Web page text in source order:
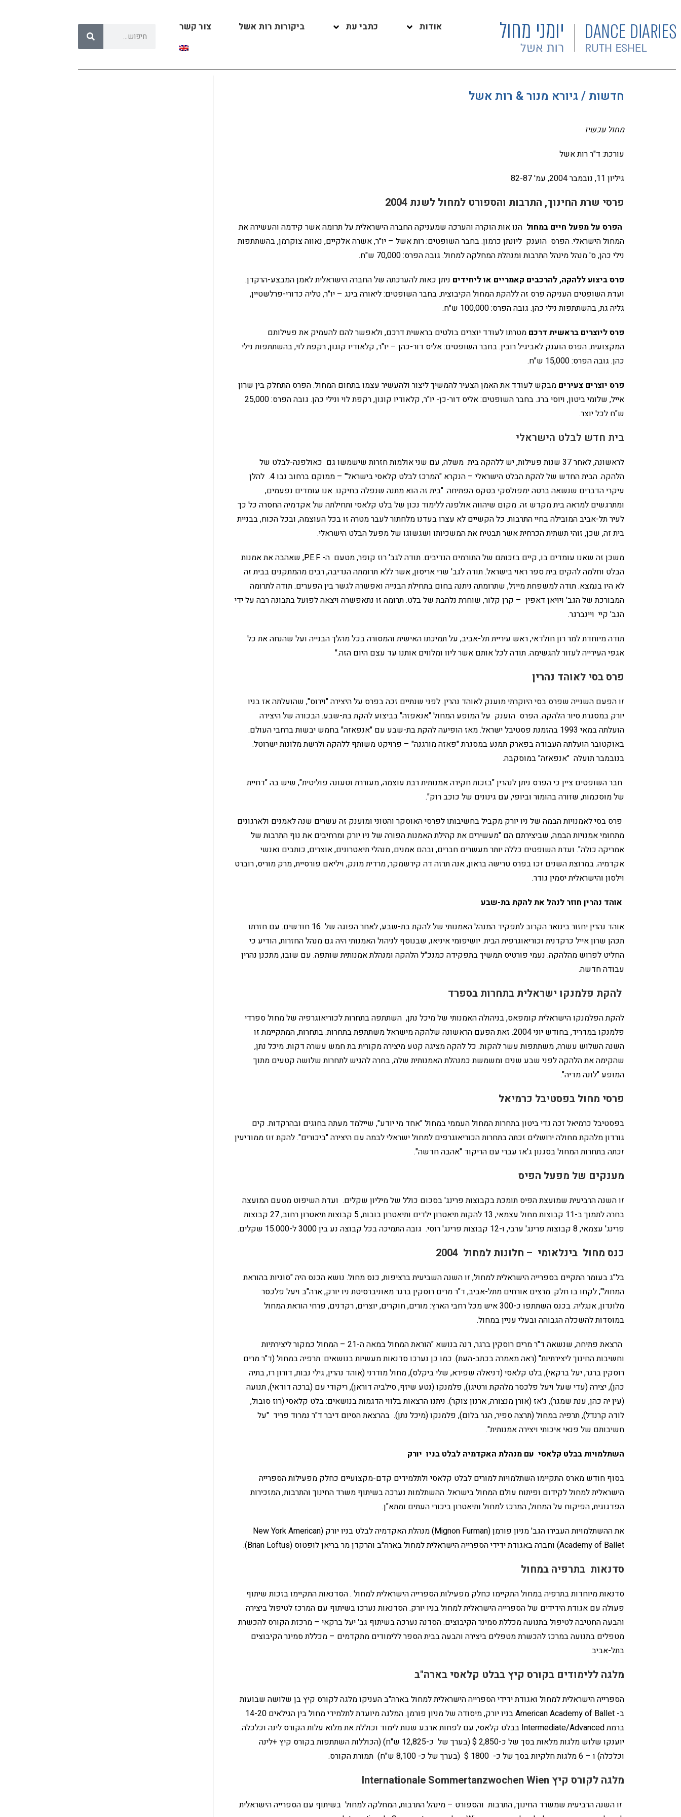
אודות כתבי עת ביקורות רות אשל צור קשר
חדשות / גיורא מנור & רות אשל
מחול עכשיו
עורכת: ד"ר רות אשל
גיליון 11, נובמבר 2004, עמ' 82-87
פרסי שרת החינוך, התרבות והספורט למחול לשנת 2004
הפרס על מפעל חיים במחול הנו אות הוקרה והערכה שמעניקה החברה הישראלית על תרומה אשר קידמה והעשירה את
המחול הישראלי. הפרס הוענק ליונתן כרמון. בחבר השופטים: רות אשל – יו"ר, אשרה אלקיים, נאווה צוקרמן, בהשתתפות
נילי כהן, ס' מנהל מינהל התרבות ומנהלת המחלקה למחול. גובה הפרס: 70,000 ש"ח.
פרס ביצוע ללהקה, להרכבים קאמריים או ליחידים ניתן כאות להערכתה של החברה הישראלית לאמן המבצע-הרקדן.
ועדת השופטים העניקה פרס זה ללהקת המחול הקיבוצית. בחבר השופטים: ליאורה בינג – יו"ר, טליה כדורי-פרלשטיין,
גליה גת, בהשתתפות נילי כהן. גובה הפרס: 100,000 ש"ח.
פרס ליוצרים בראשית דרכם מטרתו לעודד יוצרים בולטים בראשית דרכם, ולאפשר להם להעמיק את פעילותם
המקצועית. הפרס הוענק לאביגיל רובין. בחבר השופטים: אליס דור-כהן – יו"ר, קלאודיו קוגון, רקפת לוי, בהשתתפות נילי
כהן. גובה הפרס: 15,000 ש"ח.
פרס יוצרים צעירים מבקש לעודד את האמן הצעיר להמשיך ליצור ולהעשיר עצמו בתחום המחול. הפרס התחלק בין שרון
אייל, שלומי ביטון, ויוסי ברג. בחבר השופטים: אליס דור-כן- יו"ר, קלאודיו קוגון, רקפת לוי ונילי כהן. גובה הפרס: 25,000
ש"ח לכל יוצר.
בית חדש לבלט הישראלי
לראשונה, לאחר 37 שנות פעילות, יש ללהקה בית משלה, עם שני אולמות חזרות שישמשו גם כאולפנה-לבלט של
הלהקה. הבית החדש של להקת הבלט הישראלי – הנקרא "המרכז לבלט קלאסי בישראל" – ממוקם ברחוב נבו 4. להלן
עיקרי הדברים שנשאה ברטה ימפולסקי בטקס הפתיחה: "בית זה הוא מתנה שנפלה בחיקנו. אנו עומדים נפעמים,
ומתרגשים למראה בית מקדש זה. מקום שיהווה אולפנה ללימוד נכון של בלט קלאסי ותחילתה של אקדמיה החסרה כל כך
לעיר תל-אביב המובילה בחיי התרבות. כל הקשיים לא עצרו בעדנו מלחתור לעבר מטרה זו בכל העוצמה, ובכל הכוח, בבניית
בית זה, שכן, זוהי תשתית הכרחית אשר תבטיח את המשכיותו ושגשוגו של מפעל הבלט הישראלי.
משכן זה שאנו עומדים בו, קיים בזכותם של התורמים הנדיבים. תודה לגב' רוז קופר, מטעם ה- P.E.F, שאהבה את אמנות
הבלט וחלמה להקים בית ספר ראוי בישראל. תודה לגב' שרי אריסון, אשר ללא תרומתה הנדיבה, רבים מהמתקנים בבית זה
לא היו בנמצא. תודה למשפחת מייזל, שתרומתה ניתנה בחום בתחילת הבנייה ואפשרה לגשר בין הפערים. תודה לתרומה
המבורכת של הגב' ויויאן דאפין – קרן קלור, שוחרת נלהבת של בלט. תרומה זו נתאפשרה ויצאה לפועל בתבונה רבה על ידי
הגב' קיי ויינברגר.
תודה מיוחדת למר רון חולדאי, ראש עיריית תל-אביב, על תמיכתו האישית והמסורה בכל מהלך הבנייה ועל שהנחה את כל
אגפי העירייה לעזור להגשימה. תודה לכל אותם אשר ליוו ומלווים אותנו עד עצם היום הזה."
פרס בסי לאוהד נהרין
זו הפעם השנייה שפרס בסי היוקרתי מוענק לאוהד נהרין. לפני שנתיים זכה בפרס על היצירה "וירוס", שהועלתה אז בניו
יורק במסגרת סיור הלהקה. הפרס הוענק על המופע המחול "אנאפזה" בביצוע להקת בת-שבע. הבכורה של היצירה
הועלתה במאי 1993 בהזמנת פסטיבל ישראל. מאז הופיעה להקת בת-שבע עם "אנפאזה" בחמש יבשות ברחבי העולם.
באוקטובר הועלתה העבודה בפארק תמנע במסגרת "פאזה מורגנה" – פרויקט משותף ללהקה ולרשת מלונות ישרוטל.
בנובמבר תועלה "אנפאזה" במוסקבה.
חבר השופטים ציין כי הפרס ניתן לנהרין "בזכות חקירה אמנותית רבת עוצמה, מעוררת וטעונה פוליטית", שיש בה "דחיית
של מוסכמות, שזורה בהומור וביופי, עם גינונים של כוכב רוק".
פרס בסי לאמנויות הבמה של ניו יורק מקביל בחשיבותו לפרסי האוסקר והטוני ומוענק זה עשרים שנה לאמנים ולארגונים
מתחומי אמנויות הבמה, שביצירתם הם "מעשירים את קהילת האמנות הפורה של ניו יורק ומרחיבים את נוף התרבות של
אמריקה כולה". ועדת השופטים כללה יותר מעשרים חברים, ובהם אמנים, מנהלי תיאטרונים, אוצרים, כותבים ואנשי
אקדמיה. במרוצת השנים זכו בפרס טרישה בראון, אנה תרזה דה קירשמקר, מרדית מונק, ויליאם פורסיית, מרק מוריס, רוברט
וילסון והישראלית יסמין גודר.
אוהד נהרין חוזר לנהל את להקת בת-שבע
אוהד נהרין יחזור בינואר הקרוב לתפקיד המנהל האמנותי של להקת בת-שבע, לאחר הפוגה של 16 חודשים. עם חזרתו
תכהן שרון אייל כרקדנית וכוריאוגרפית הבית. יושיפומי איניאו, שבנוסף לניהול האמנותי היה גם מנהל החזרות, הודיע כי
החליט לפרוש מהלהקה. נעמי פורטיס תמשיך בתפקידה כמנכ"ל הלהקה ומנהלת אמנותית שותפה. עם שובו, מתכנן נהרין
עבודה חדשה.
להקת פלמנקו ישראלית בתחרות בספרד
להקת הפלמנקו הישראלית קומפאס, בניהולה האמנותי של מיכל נתן, השתתפה בתחרות לכוריאוגרפיה של מחול ספרדי
פלמנקו במדריד, בחודש יוני 2004. זאת הפעם הראשונה שלהקה מישראל משתתפת בתחרות. בתחרות, המתקיימת זו
השנה השלוש עשרה, משתתפות עשר להקות. כל להקה מציגה קטע מיצירה מקורית בת חמש עשרה דקות. מיכל נתן,
שהקימה את הלהקה לפני שבע שנים ומשמשת כמנהלת האמנותית שלה, בחרה להגיש לתחרות שלושה קטעים מתוך
המופע "לונה מדיה".
פרסי מחול בפסטיבל כרמיאל
בפסטיבל כרמיאל זכה גדי ביטון בתחרות המחול העממי במחול "אחד מי יודע", שיילמד מעתה בחוגים ובהרקדות. קים
גורדון מלהקת מחולה ירושלים זכתה בתחרות הכוריאוגרפים למחול ישראלי לבמה עם היצירה "ביכורים". להקת זוז ממודיעין
זכתה בתחרות המחול בסגנון ג'אז עברי עם הריקוד "אהבה חדשה".
מענקים של מפעל הפיס
זו השנה הרביעית שמועצת הפיס תומכת בקבוצות פרינג' בסכום כולל של מיליון שקלים. ועדת השיפוט מטעם המועצה
בחרה לתמוך ב-11 קבוצות מחול עצמאי, 13 להקות תיאטרון ילדים ותיאטרון בובות, 5 קבוצות תיאטרון רחוב, 27 קבוצות
פרינג' עצמאי, 8 קבוצות פרינג' ערבי, ו-12 קבוצות פרינג' רוסי. גובה התמיכה בכל קבוצה נע בין 3000 ל-15.000 שקלים.
כנס מחול בינלאומי – חלונות למחול 2004
בל"ג בעומר התקיים בספרייה הישראלית למחול, זו השנה השביעית ברציפות, כנס מחול. נושא הכנס היה "סוגיות בהוראת
המחול"; לקחו בו חלק: מרצים אורחים מתל-אביב, ד"ר מרים רוסקין ברגר מאוניברסיטת ניו יורק, ארה"ב ויעל פלכסר
מלונדון, אנגליה. בכנס השתתפו כ-300 איש מכל רחבי הארץ: מורים, חוקרים, יוצרים, רקדנים, פרחי הוראת המחול
במוסדות להשכלה הגבוהה ובעלי עניין במחול.
הרצאת פתיחה, שנשאה ד"ר מרים רוסקין ברגר, דנה בנושא "הוראת המחול במאה ה-21 – המחול כמקור ליצירתיות
וחשיבות החינוך ליצירתיות" (ראה מאמרה בכתב-העת). כמו כן נערכו סדנאות מעשיות בנושאים: תרפיה במחול (ד"ר מרים
רוסקין ברגר, יעל ברקאי), בלט קלאסי (דניאלה שפירא, שלי ביקלס), מחול מודרני (אוהד נהרין, גילי נבות, דורון רז, בתיה
כהן), יצירה (עדי שעל ויעל פלכסר מלהקת ורטיגו), פלמנקו (נטע שיזף, סילביה דוראן), ריקודי עם (ברכה דודאי), תנועה
(עין יה כהן, ענת שמגר), ג'אז (אורן מנצורה, ארנון צוקר). ניתנו הרצאות בלווי הדגמות בנושאים: בלט קלאסי (רוז סובול,
לודה קרנדל), תרפיה במחול (תרצה ספיר, הגר בלום), פלמנקו (מיכל נתן). בהרצאת הסיום דיבר ד"ר נמרוד פריד "על
חשיבותם של פנאי איכותי ויצירה אמנותית".
השתלמויות בבלט קלאסי עם מנהלת האקדמיה לבלט בניו יורק
בסוף חודש מארס התקיימו השתלמויות למורים לבלט קלאסי ולתלמידים קדם-מקצועיים כחלק מפעילות הספרייה
הישראלית למחול לקידום ופיתוח עולם המחול בישראל. ההשתלמות נערכה בשיתוף משרד החינוך והתרבות, המזכירות
הפדגוגית, הפיקוח על המחול, המרכז למחול ותיאטרון ביכורי העתים ומתא"ן.
את ההשתלמויות העבירו הגב' מניון פורמן (Mignon Furman) מנהלת האקדמיה לבלט בניו יורק (New York American
Academy of Ballet) וחברה באגודת ידידי הספרייה הישראלית למחול בארה"ב והרקדן מר בריאן לופטוס (Brian Loftus).
סדנאות בתרפיה במחול
סדנאות מיוחדות בתרפיה במחול התקיימו כחלק מפעילות הספרייה הישראלית למחול . הסדנאות התקיימו בזכות שיתוף
פעולה עם אגודת הידידים של הספרייה הישראלית למחול בניו יורק. הסדנאות נערכו בשיתוף עם המרכז לטיפול ביצירה
והבעה החטיבה לטיפול בתנועה מכללת סמינר הקיבוצים. הסדנה נערכה בשיתוף גב' יעל ברקאי – מרכזת הקורס להכשרת
מטפלים בתנועה במרכז להכשרת מטפלים ביצירה והבעה בבית הספר ללימודים מתקדמים – מכללת סמינר הקיבוצים
בתל-אביב.
מלגה ללימודים בקורס קיץ בבלט קלאסי בארה"ב
הספרייה הישראלית למחול ואגודת ידידי הספרייה הישראלית למחול בארה"ב העניקו מלגה לקורס קיץ בן שלושה שבועות
ב- American Academy of Ballet בניו יורק, מיסודה של מניון פורמן. המלגה מיועדת לתלמידי מחול בין הגילאים 14-20
ברמת Intermediate/Advanced בבלט קלאסי, עם לפחות ארבע שנות לימוד וכוללת את מלוא עלות הקורס לינה וכלכלה.
יוענקו שלוש מלגות מלאות בסך של כ-2,850 $ (בערך של כ-12,825 ש"ח) (הכוללות השתתפות בקורס קיץ +לינה
וכלכלה) ו – 6 מלגות חלקיות בסך של כ- 1800 $ (בערך של כ- 8,100 ש"ח) תמורת הקורס.
מלגה לקורס קיץ Internationale Sommertanzwochen Wien
זו השנה הרביעית שמשרד החינוך, התרבות והספורט – מינהל התרבות, המחלקה למחול בשיתוף עם הספרייה הישראלית